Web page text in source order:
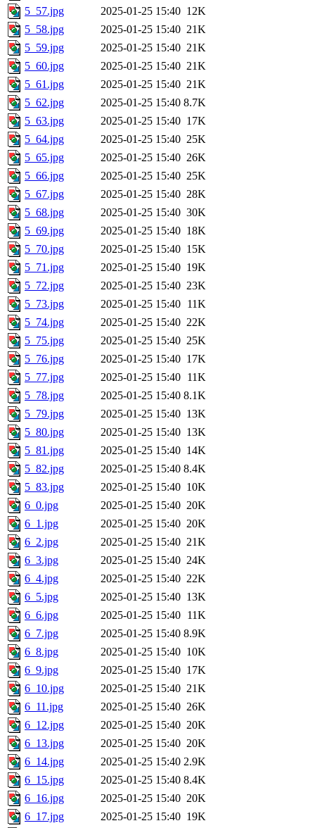
5_57.jpg
2025-01-25 15:40 12K
5_58.jpg
2025-01-25 15:40 21K
5_59.jpg
2025-01-25 15:40 21K
5_60.jpg
2025-01-25 15:40 21K
5_61.jpg
2025-01-25 15:40 21K
5_62.jpg
2025-01-25 15:40 8.7K
5_63.jpg
2025-01-25 15:40 17K
5_64.jpg
2025-01-25 15:40 25K
5_65.jpg
2025-01-25 15:40 26K
5_66.jpg
2025-01-25 15:40 25K
5_67.jpg
2025-01-25 15:40 28K
5_68.jpg
2025-01-25 15:40 30K
5_69.jpg
2025-01-25 15:40 18K
5_70.jpg
2025-01-25 15:40 15K
5_71.jpg
2025-01-25 15:40 19K
5_72.jpg
2025-01-25 15:40 23K
5_73.jpg
2025-01-25 15:40 11K
5_74.jpg
2025-01-25 15:40 22K
5_75.jpg
2025-01-25 15:40 25K
5_76.jpg
2025-01-25 15:40 17K
5_77.jpg
2025-01-25 15:40 11K
5_78.jpg
2025-01-25 15:40 8.1K
5_79.jpg
2025-01-25 15:40 13K
5_80.jpg
2025-01-25 15:40 13K
5_81.jpg
2025-01-25 15:40 14K
5_82.jpg
2025-01-25 15:40 8.4K
5_83.jpg
2025-01-25 15:40 10K
6_0.jpg
2025-01-25 15:40 20K
6_1.jpg
2025-01-25 15:40 20K
6_2.jpg
2025-01-25 15:40 21K
6_3.jpg
2025-01-25 15:40 24K
6_4.jpg
2025-01-25 15:40 22K
6_5.jpg
2025-01-25 15:40 13K
6_6.jpg
2025-01-25 15:40 11K
6_7.jpg
2025-01-25 15:40 8.9K
6_8.jpg
2025-01-25 15:40 10K
6_9.jpg
2025-01-25 15:40 17K
6_10.jpg
2025-01-25 15:40 21K
6_11.jpg
2025-01-25 15:40 26K
6_12.jpg
2025-01-25 15:40 20K
6_13.jpg
2025-01-25 15:40 20K
6_14.jpg
2025-01-25 15:40 2.9K
6_15.jpg
2025-01-25 15:40 8.4K
6_16.jpg
2025-01-25 15:40 20K
6_17.jpg
2025-01-25 15:40 19K